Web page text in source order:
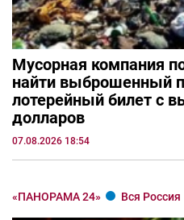
Мусорная компания
найти выброшенный
лотерейный билет с
долларов
07.08.2026 18:54
«ПАНОРАМА 24» Вся Россия